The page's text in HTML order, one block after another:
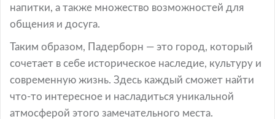
напитки, а также множество возможностей для
общения и досуга.
Таким образом, Падерборн — это город, который
сочетает в себе историческое наследие, культуру и
современную жизнь. Здесь каждый сможет найти
что-то интересное и насладиться уникальной
атмосферой этого замечательного места.